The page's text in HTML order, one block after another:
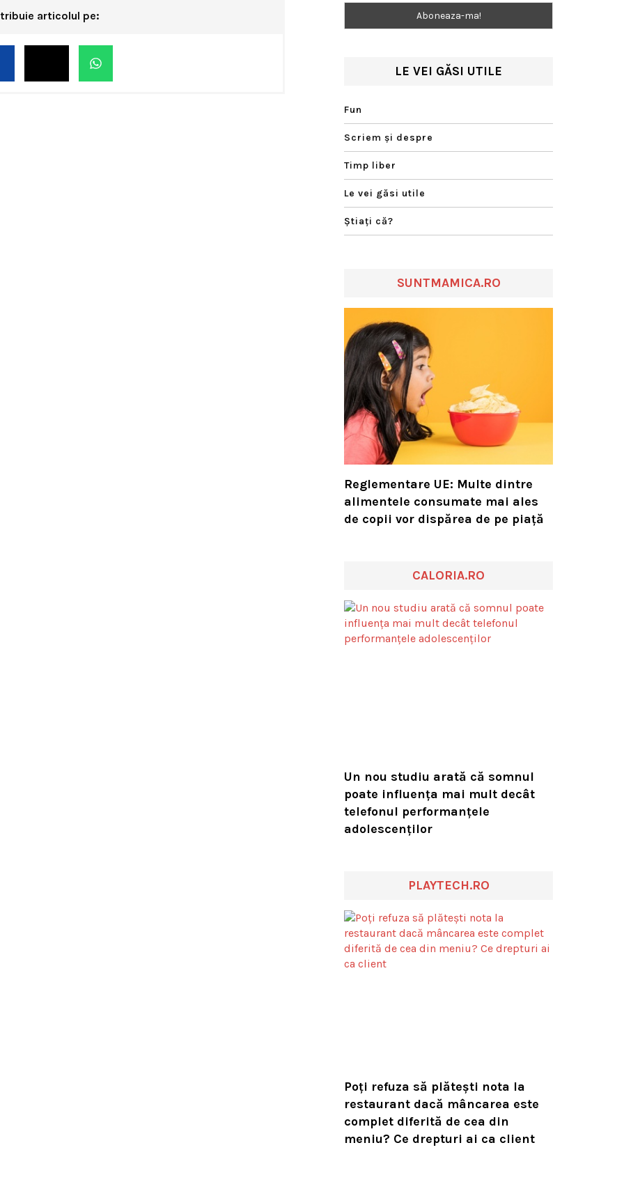
articolul pe:
LE VEI GĂSI UTILE
Fun
Scriem şi despre
Timp liber
Le vei găsi utile
Ştiaţi că?
SUNTMAMICA.RO
Reglementare UE: Multe dintre
alimentele consumate mai ales
de copii vor dispărea de pe piață
CALORIA.RO
Un nou studiu arată că somnul
poate influența mai mult decât
telefonul performanțele
adolescenților
PLAYTECH.RO
Poți refuza să plătești nota la
restaurant dacă mâncarea este
complet diferită de cea din
meniu? Ce drepturi ai ca client